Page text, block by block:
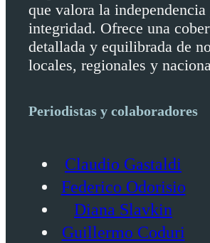
que valora la
integridad. Ofrece una
detallada y equilibrada de
locales, regionales y
Periodistas y colaboradores
Claudio Gastaldi
Federico Odorisio
Diana Slavkin
Guillermo Coduri